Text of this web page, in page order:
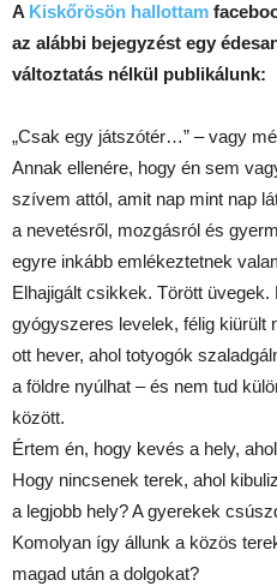
A Kiskőrösön hallottam
az alábbi bejegyzést egy
változtatás nélkül publikálunk:
„Csak egy játszótér…” – vagy
Annak ellenére, hogy én sem
szívem attól, amit nap mint nap
a nevetésről, mozgásról és
egyre inkább emlékeztetnek
Elhajigált csikkek. Törött üvegek.
gyógyszeres levelek, félig
ott hever, ahol totyogók
a földre nyúlhat – és nem tud
között.
Értem én, hogy kevés a hely,
Hogy nincsenek terek, ahol
a legjobb hely? A gyerekek
Komolyan így állunk a közös
magad után a dolgokat?